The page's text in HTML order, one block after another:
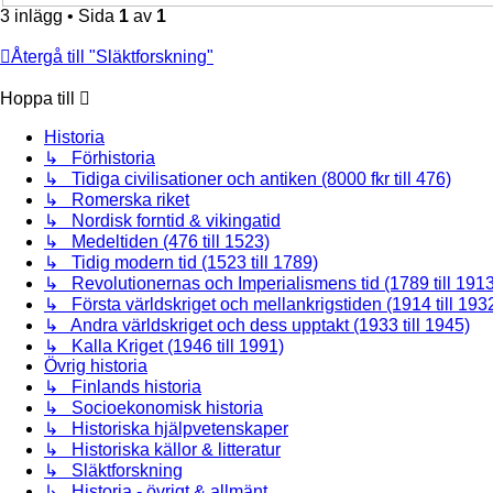
3 inlägg • Sida 1 av 1
Återgå till "Släktforskning"
Hoppa till
Historia
↳ Förhistoria
↳ Tidiga civilisationer och antiken (8000 fkr till 476)
↳ Romerska riket
↳ Nordisk forntid & vikingatid
↳ Medeltiden (476 till 1523)
↳ Tidig modern tid (1523 till 1789)
↳ Revolutionernas och Imperialismens tid (1789 till
↳ Första världskriget och mellankrigstiden (1914 till
↳ Andra världskriget och dess upptakt (1933 till 1945)
↳ Kalla Kriget (1946 till 1991)
Övrig historia
↳ Finlands historia
↳ Socioekonomisk historia
↳ Historiska hjälpvetenskaper
↳ Historiska källor & litteratur
↳ Släktforskning